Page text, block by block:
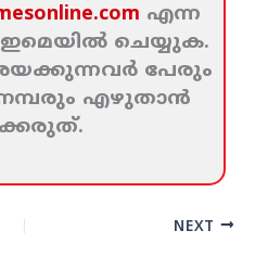
എന്ന
ചെയ്യുക.
പേരും
എഴുതാന്‍
NEXT